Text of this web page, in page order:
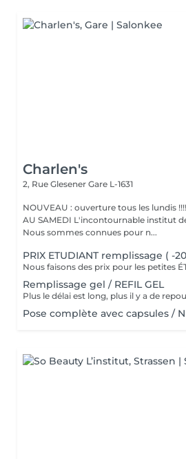
Charlen's
2, Rue Glesener Gare L-1631
NOUVEAU : ouverture tous les lundis
AU SAMEDI L'incontournable institut de beauté à Luxembourg.
Nous sommes connues pour n...
PRIX ETUDIANT remplissage ( -
Remplissage gel / REFIL GEL
Pose complète avec capsules /